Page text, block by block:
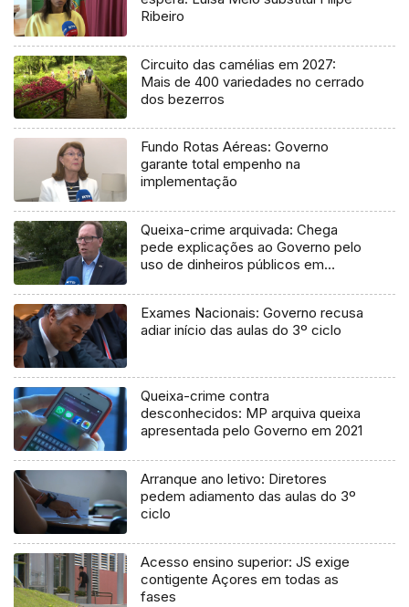
Ribeiro
Circuito das camélias em 2027:
Mais de 400 variedades no cerrado
dos bezerros
Fundo Rotas Aéreas: Governo
garante total empenho na
implementação
Queixa-crime arquivada: Chega
pede explicações ao Governo pelo
uso de dinheiros públicos em
Exames Nacionais: Governo recusa
adiar início das aulas do 3º ciclo
Queixa-crime contra
desconhecidos: MP arquiva queixa
apresentada pelo Governo em 2021
Arranque ano letivo: Diretores
pedem adiamento das aulas do 3º
ciclo
Acesso ensino superior: JS exige
contigente Açores em todas as
fases